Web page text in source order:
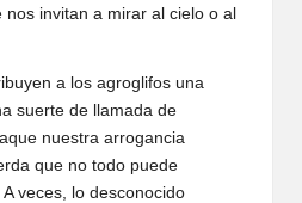
invitan a mirar al cielo o al
a los agroglifos una
suerte de llamada de
nuestra arrogancia
que no todo puede
veces, lo desconocido